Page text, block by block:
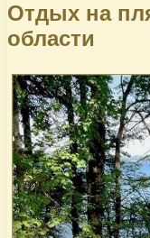
Отдых на
области